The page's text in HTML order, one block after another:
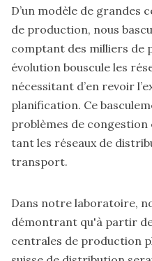
D’un modèle de grandes
de production, nous
comptant des milliers de
évolution bouscule les
nécessitant d’en revoir
planification. Ce
problèmes de
tant les réseaux de
transport.
Dans notre laboratoire,
démontrant qu'à partir
centrales de production